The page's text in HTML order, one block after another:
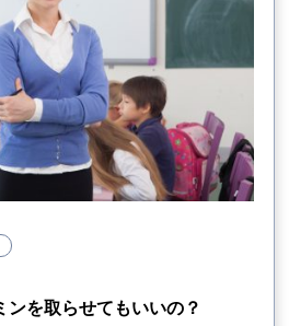
ンを取らせてもいいの？